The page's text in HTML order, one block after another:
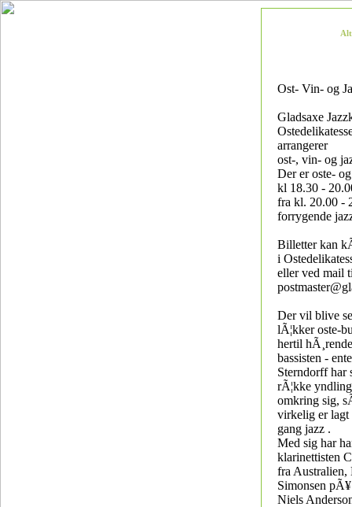
Ost- Vin- og
Gladsaxe
arrangerer
ost-, vin- og
Der er oste-
kl 18.30 -
fra kl. 20.00 -
forrygende
Billetter kan
i
eller ved mail
Der vil blive
lÃ¦kker oste-
hertil
bassisten -
Sterndorff har
rÃ¦kke
omkring sig,
virkelig er lagt
gang jazz .
Med sig har
klarinettisten
fra Australien,
Simonsen
Niels